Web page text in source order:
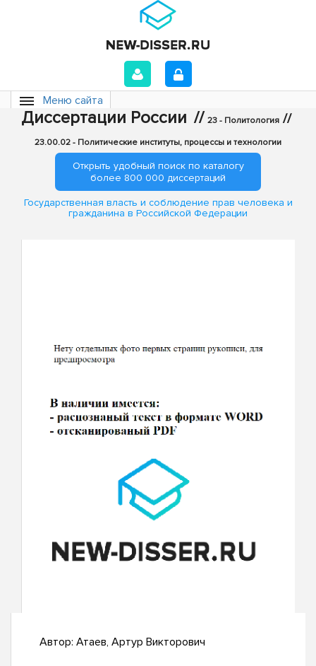
Меню сайта
Диссертации России // 23 - Политология //
23.00.02 - Политические институты, процессы и технологии
Открыть удобный поиск по каталогу
более 800 000 диссертаций
Государственная власть и соблюдение прав человека и
гражданина в Российской Федерации
Автор: Атаев, Артур Викторович